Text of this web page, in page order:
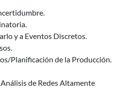
y a Eventos Discretos.
Planificación de la Producción.
de Redes Altamente